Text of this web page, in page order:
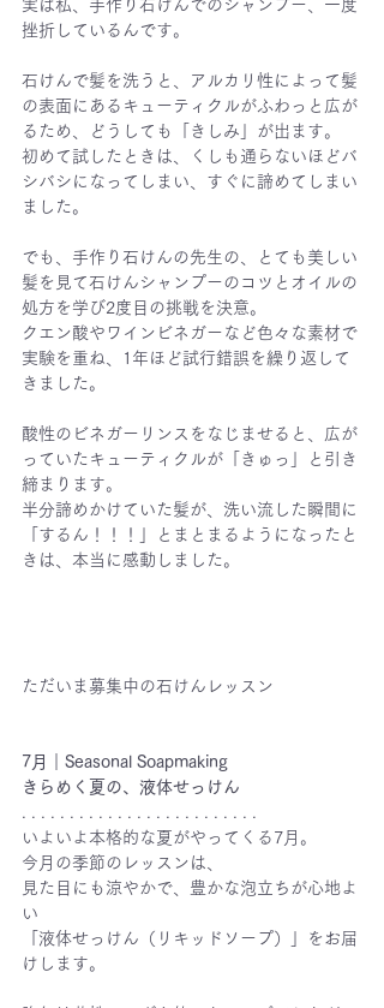
実は私、手作り石けんでのシャンプー、一度
挫折しているんです。
石けんで髪を洗うと、アルカリ性によって髪
の表面にあるキューティクルがふわっと広が
るため、どうしても「きしみ」が出ます。
初めて試したときは、くしも通らないほどバ
シバシになってしまい、すぐに諦めてしまい
ました。
でも、手作り石けんの先生の、とても美しい
髪を見て石けんシャンプーのコツとオイルの
処方を学び2度目の挑戦を決意。
クエン酸やワインビネガーなど色々な素材で
実験を重ね、1年ほど試行錯誤を繰り返して
きました。
酸性のビネガーリンスをなじませると、広が
っていたキューティクルが「きゅっ」と引き
締まります。
半分諦めかけていた髪が、洗い流した瞬間に
「するん！！！」とまとまるようになったと
きは、本当に感動しました。
ただいま募集中の石けんレッスン
7月｜Seasonal Soapmaking
きらめく夏の、液体せっけん
いよいよ本格的な夏がやってくる7月。
今月の季節のレッスンは、
見た目にも涼やかで、豊かな泡立ちが心地よ
い
「液体せっけん（リキッドソープ）」をお届
けします。